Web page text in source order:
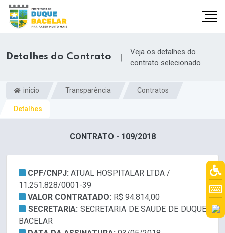
Detalhes do Contrato |
Veja os detalhes do
contrato selecionado
inicio Transparência Contratos
Detalhes
CONTRATO - 109/2018
CPF/CNPJ: ATUAL HOSPITALAR LTDA /
11.251.828/0001-39
VALOR CONTRATADO: R$ 94.814,00
SECRETARIA: SECRETARIA DE SAUDE DE DUQUE
BACELAR